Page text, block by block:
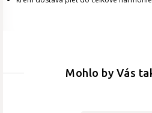
Mohlo by Vás